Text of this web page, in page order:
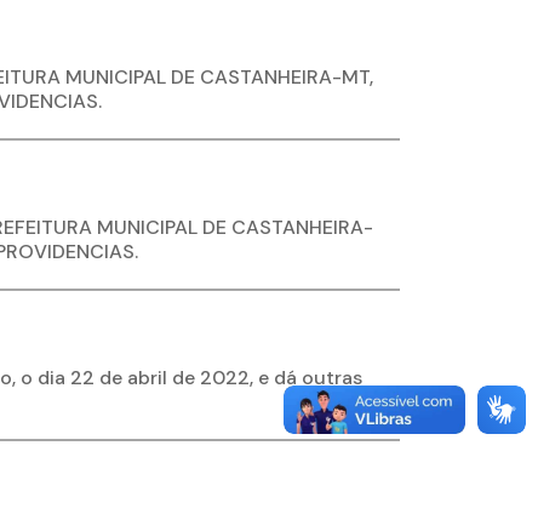
MUNICIPAL DE CASTANHEIRA-MT,
MUNICIPAL DE CASTANHEIRA-
o dia 22 de abril de 2022, e dá outras